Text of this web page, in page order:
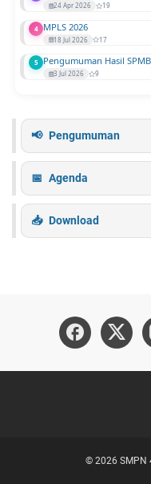
24 Apr 2026 19
4 MPLS 2026
18 Jul 2026 17
5 Pengumuman Hasil
3 Jul 2026 9
Pengumuman
Agenda
Download
© 2026 SMPN